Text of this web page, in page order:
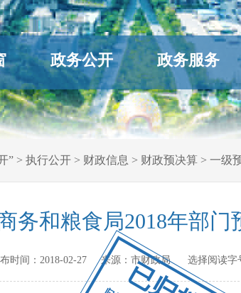
政务公开 政务服务
”> 执行公开> 财政信息 > 财政预决算> 一级
务和粮食局2018年部门
时间： 2018-02-27 来源： 市财政局选择阅读字